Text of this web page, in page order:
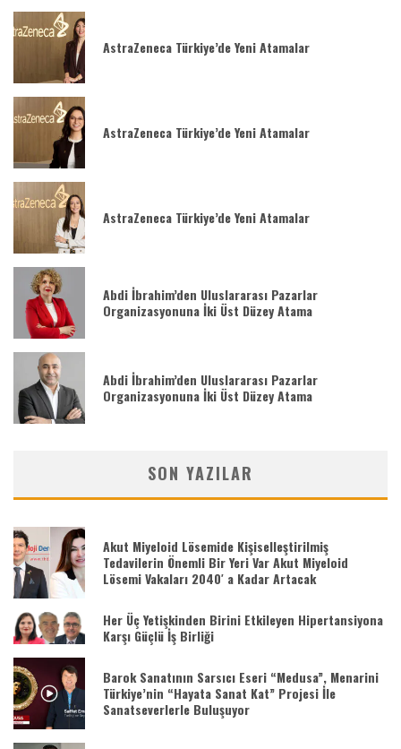
AstraZeneca Türkiye’de Yeni Atamalar
AstraZeneca Türkiye’de Yeni Atamalar
AstraZeneca Türkiye’de Yeni Atamalar
Abdi İbrahim’den Uluslararası Pazarlar
Organizasyonuna İki Üst Düzey Atama
Abdi İbrahim’den Uluslararası Pazarlar
Organizasyonuna İki Üst Düzey Atama
SON YAZILAR
Akut Miyeloid Lösemide Kişiselleştirilmiş
Tedavilerin Önemli Bir Yeri Var Akut Miyeloid
Lösemi Vakaları 2040′ a Kadar Artacak
Her Üç Yetişkinden Birini Etkileyen Hipertansiyona
Karşı Güçlü İş Birliği
Barok Sanatının Sarsıcı Eseri “Medusa”, Menarini
Türkiye’nin “Hayata Sanat Kat” Projesi İle
Sanatseverlerle Buluşuyor